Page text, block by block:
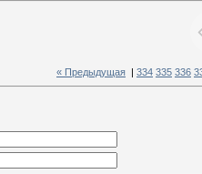
« Предыдущая 334 335 336